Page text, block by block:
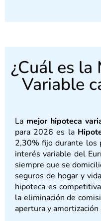
¿Cuál es la
Variable
La mejor hipoteca
para 2026 es la
2,30% fijo durante los
interés variable del
siempre que se
seguros de hogar y
hipoteca es
la eliminación de
apertura y amortización